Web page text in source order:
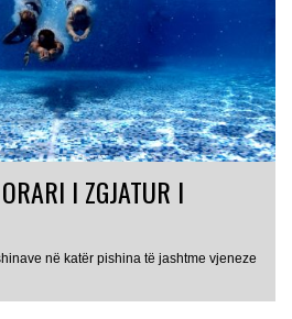
I ZGJATUR I
në katër pishina të jashtme vjeneze